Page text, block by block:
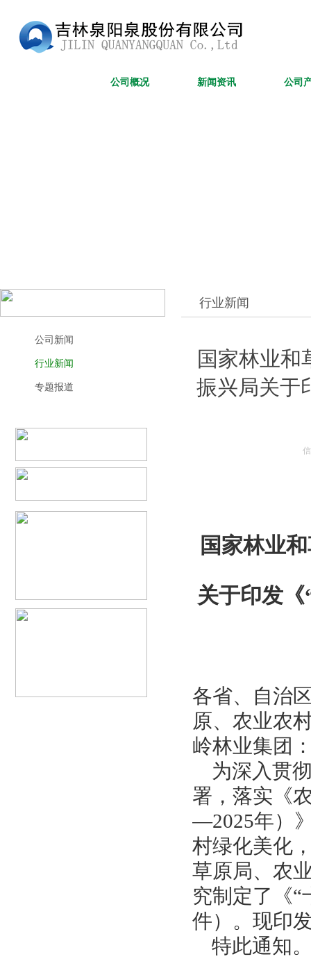
公司概况 新闻资讯 公司
公司新闻
行业新闻
专题报道
行业新闻
国家林业和
振兴局关于
国家林业
关于印发《
各省、自治
原、农业农
岭林业集团
为深入贯
署，落实《
—2025年）
村绿化美化
草原局、农
究制定了《“
件）。现印
特此通知